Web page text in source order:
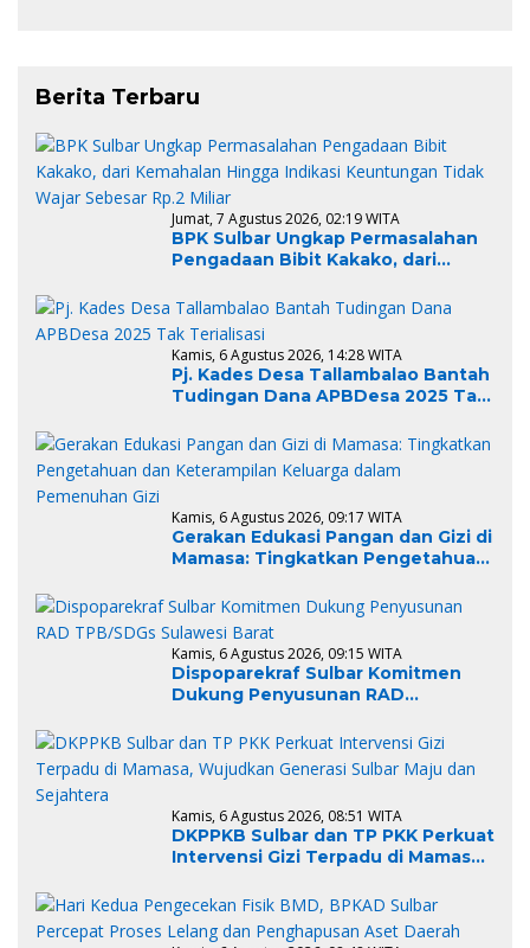
Berita Terbaru
Jumat, 7 Agustus 2026, 02:19 WITA
BPK Sulbar Ungkap Permasalahan
Pengadaan Bibit Kakako, dari
Keuntungan Tidak Wajar Sebesar
Rp.2 Miliar
Kamis, 6 Agustus 2026, 14:28 WITA
Pj. Kades Desa Tallambalao Bantah
Tudingan Dana APBDesa 2025 Tak
Kamis, 6 Agustus 2026, 09:17 WITA
Gerakan Edukasi Pangan dan Gizi di
Mamasa: Tingkatkan Pengetahuan
Pemenuhan Gizi
Kamis, 6 Agustus 2026, 09:15 WITA
Dispoparekraf Sulbar Komitmen
Dukung Penyusunan RAD
Kamis, 6 Agustus 2026, 08:51 WITA
DKPPKB Sulbar dan TP PKK Perkuat
Intervensi Gizi Terpadu di Mamasa,
dan Sejahtera